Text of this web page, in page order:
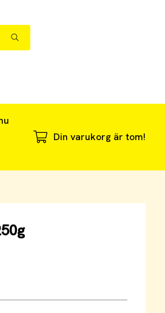
Din varukorg är tom!